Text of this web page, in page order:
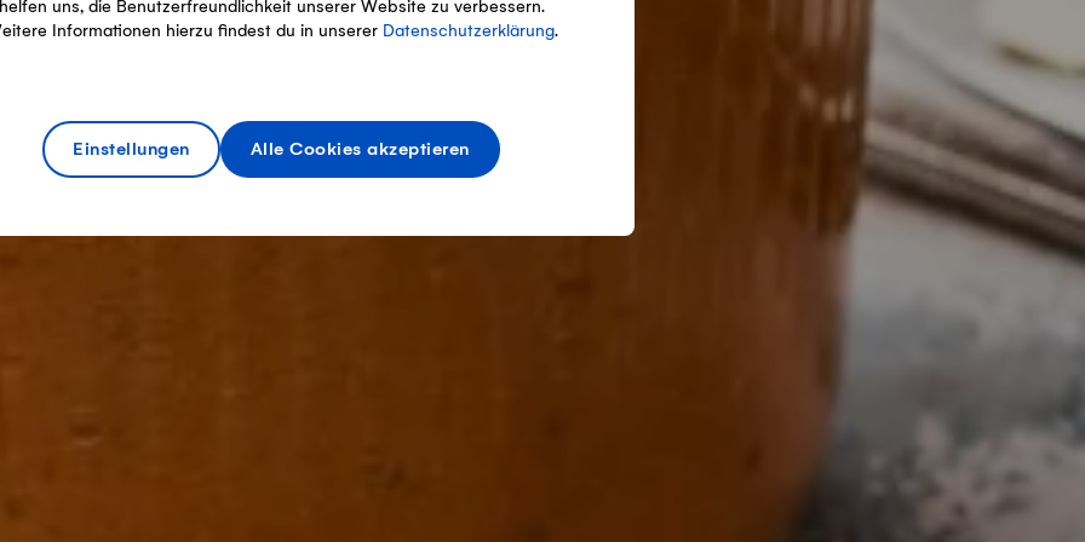
uns, die Benutzerfreundlichkeit unserer Website zu verbessern.
Informationen hierzu findest du in unserer Datenschutzerklärung.
Einstellungen Alle Cookies akzeptieren